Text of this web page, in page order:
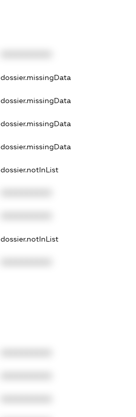
dossier.missingData
dossier.missingData
dossier.missingData
dossier.missingData
dossier.notInList
dossier.notInList